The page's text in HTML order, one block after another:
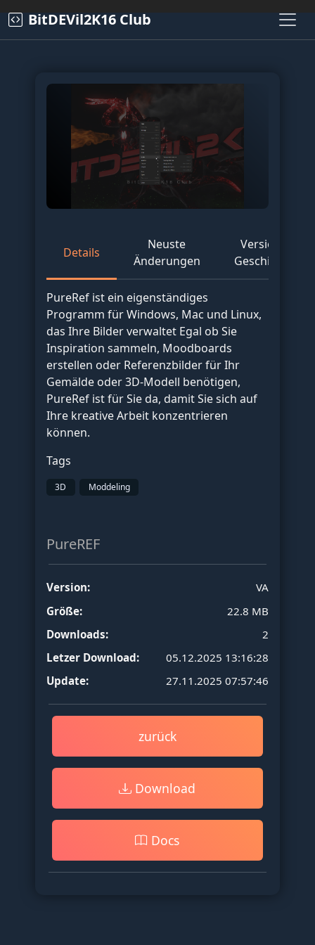
BitDEVil2K16 Club
Details
Neuste
Änderungen
Versions
Geschichte
PureRef ist ein eigenständiges
Programm für Windows, Mac und Linux,
das Ihre Bilder verwaltet Egal ob Sie
Inspiration sammeln, Moodboards
erstellen oder Referenzbilder für Ihr
Gemälde oder 3D-Modell benötigen,
PureRef ist für Sie da, damit Sie sich auf
Ihre kreative Arbeit konzentrieren
können.
Tags
3D Moddeling
PureREF
Version:
VA
Größe:
22.8 MB
Downloads:
2
Letzer Download:
05.12.2025 13:16:28
Update:
27.11.2025 07:57:46
zurück
Download
Docs